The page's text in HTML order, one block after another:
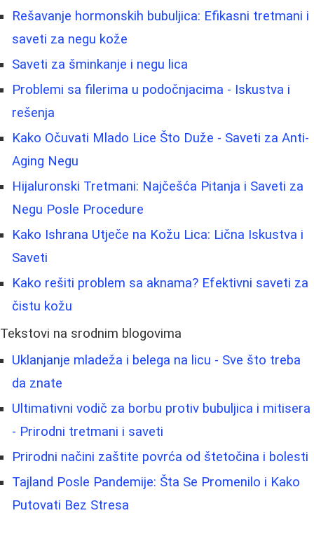
Rešavanje hormonskih bubuljica: Efikasni tretmani i
saveti za negu kože
Saveti za šminkanje i negu lica
Problemi sa filerima u podočnjacima - Iskustva i
rešenja
Kako Očuvati Mlado Lice Što Duže - Saveti za Anti-
Aging Negu
Hijaluronski Tretmani: Najčešća Pitanja i Saveti za
Negu Posle Procedure
Kako Ishrana Utječe na Kožu Lica: Lična Iskustva i
Saveti
Kako rešiti problem sa aknama? Efektivni saveti za
čistu kožu
Tekstovi na srodnim blogovima
Uklanjanje mladeža i belega na licu - Sve što treba
da znate
Ultimativni vodič za borbu protiv bubuljica i mitisera
- Prirodni tretmani i saveti
Prirodni načini zaštite povrća od štetočina i bolesti
Tajland Posle Pandemije: Šta Se Promenilo i Kako
Putovati Bez Stresa